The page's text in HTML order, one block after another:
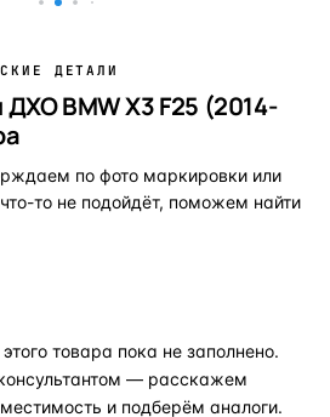
ДЕТАЛИ
BMW X3 F25 (2014-
по фото маркировки или
то не подойдёт, поможем найти
товара пока не заполнено.
— расскажем
и подберём аналоги.